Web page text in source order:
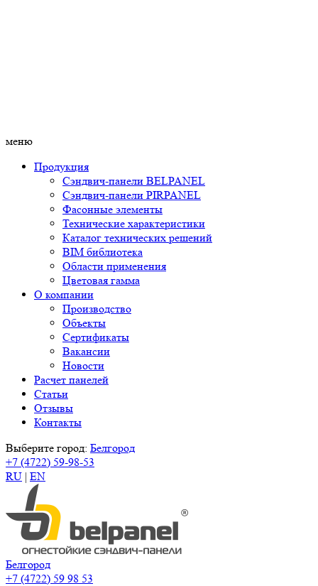
меню
Продукция
Сэндвич-панели BELPANEL
Сэндвич-панели PIRPANEL
Фасонные элементы
Технические характеристики
Каталог технических решений
BIM библиотека
Области применения
Цветовая гамма
О компании
Производство
Объекты
Сертификаты
Вакансии
Новости
Расчет панелей
Статьи
Отзывы
Контакты
Выберите город: Белгород
+7 (4722) 59-98-53
RU | EN
Белгород
+7 (4722) 59 98 53